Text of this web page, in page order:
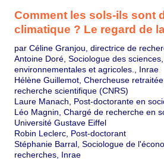
Comment les sols-ils sont
climatique ? Le regard de
par Céline Granjou, directrice de
Antoine Doré, Sociologue des
environnementales et agricoles., Inrae
Hélène Guillemot, Chercheuse
recherche scientifique (CNRS)
Laure Manach, Post-doctorante en
Léo Magnin, Chargé de recherche en
Université Gustave Eiffel
Robin Leclerc, Post-doctorant
Stéphanie Barral, Sociologue de
recherches, Inrae